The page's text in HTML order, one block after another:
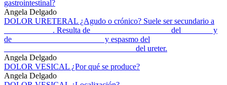
gastrointestinal?
Angela Delgado
DOLOR URETERAL ¿Agudo o crónico? Suele ser secundario a
____________. Resulta de ___________________ del _______ y
de ______________________ y espasmo del
________________________________ del ureter.
Angela Delgado
DOLOR VESICAL ¿Por qué se produce?
Angela Delgado